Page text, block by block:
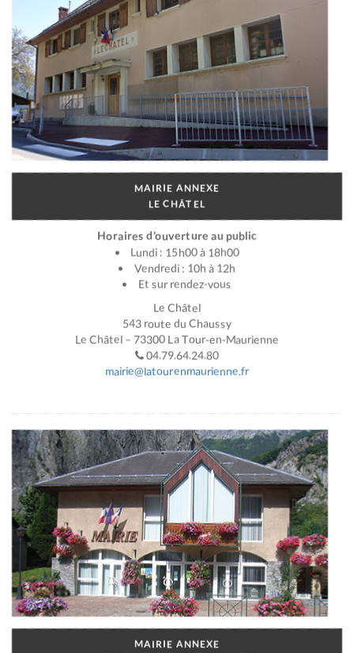
MAIRIE ANNEXE
LE CHÂTEL
Horaires d’ouverture au public
Lundi : 15h00 à 18h00
Vendredi : 10h à 12h
Et sur rendez-vous
Le Châtel
543 route du Chaussy
Le Châtel – 73300 La Tour-en-Maurienne
04.79.64.24.80
mairie@latourenmaurienne.fr
MAIRIE ANNEXE